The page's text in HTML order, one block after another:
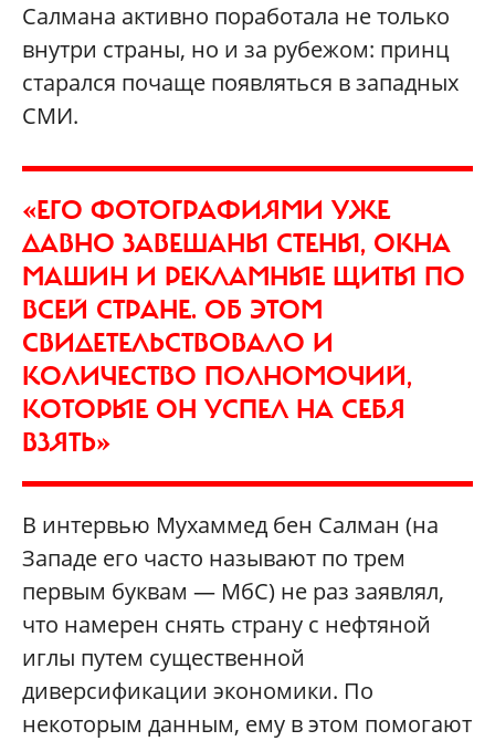
Салмана активно поработала не только
внутри страны, но и за рубежом: принц
старался почаще появляться в западных
СМИ.
«ЕГО ФОТОГРАФИЯМИ УЖЕ
ДАВНО ЗАВЕШАНЫ СТЕНЫ, ОКНА
МАШИН И РЕКЛАМНЫЕ ЩИТЫ ПО
ВСЕЙ СТРАНЕ. ОБ ЭТОМ
СВИДЕТЕЛЬСТВОВАЛО И
КОЛИЧЕСТВО ПОЛНОМОЧИЙ,
КОТОРЫЕ ОН УСПЕЛ НА СЕБЯ
ВЗЯТЬ»
В интервью Мухаммед бен Салман (на
Западе его часто называют по трем
первым буквам — МбС) не раз заявлял,
что намерен снять страну с нефтяной
иглы путем существенной
диверсификации экономики. По
некоторым данным, ему в этом помогают